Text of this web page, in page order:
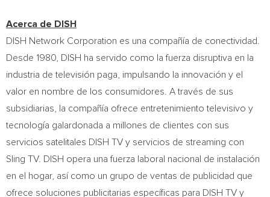
Acerca de DISH
DISH Network Corporation es una compañía de conectividad.
Desde 1980, DISH ha servido como la fuerza disruptiva en la
industria de televisión paga, impulsando la innovación y el
valor en nombre de los consumidores. A través de sus
subsidiarias, la compañía ofrece entretenimiento televisivo y
tecnología galardonada a millones de clientes con sus
servicios satelitales DISH TV y servicios de streaming con
Sling TV. DISH opera una fuerza laboral nacional de instalación
en el hogar, así como un grupo de ventas de publicidad que
ofrece soluciones publicitarias específicas para DISH TV y